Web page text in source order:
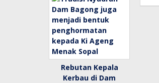
Rebutan Kepala
Kerbau di Dam